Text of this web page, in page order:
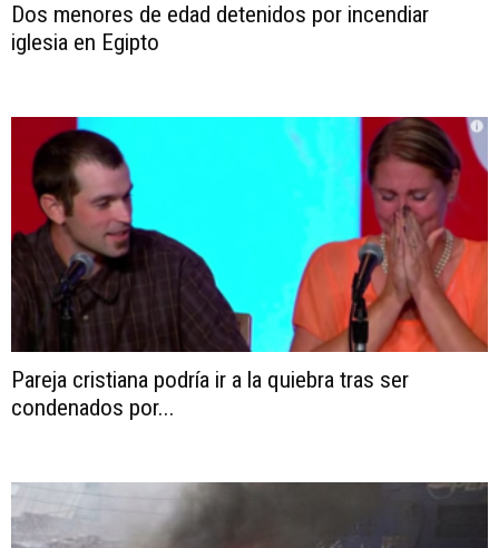
Dos menores de edad detenidos por incendiar
iglesia en Egipto
Pareja cristiana podría ir a la quiebra tras ser
condenados por...